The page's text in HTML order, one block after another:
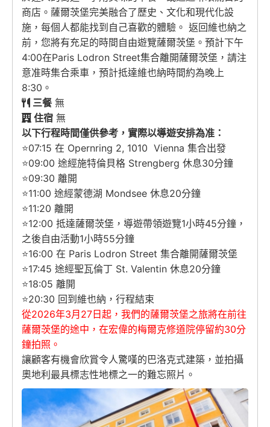
商店。薩爾茨堡完美融合了歷史、文化和現代化設
施，每個人都能找到自己喜歡的體驗。 返回維也納之
前，您將有充足的時間自由遊覽薩爾茨堡。預計下午
4:00在Paris Lodron Street集合離開薩爾茨堡，請注
意准時集合乘車，預計抵達維也納時間約為晚上
8:30。
三餐無
住宿 無
以下行程時間僅供參考，實際以導遊安排為准：
⭐07:15 在 Opernring 2, 1010 Vienna 集合出發
⭐09:00 途經施特倫貝格 Strengberg 休息30分鐘
⭐09:30 離開
⭐11:00 途經蒙德湖 Mondsee 休息20分鐘
⭐11:20 離開
⭐12:00 抵達薩爾茨堡，導遊帶領遊覽1小時45分鐘，
之後自由活動1小時55分鐘
⭐16:00 在 Paris Lodron Street 集合離開薩爾茨堡
⭐17:45 途經聖瓦倫丁 St. Valentin 休息20分鐘
⭐18:05 離開
⭐20:30 回到維也納，行程結束
從2026年3月27日起，我們的薩爾茨堡之旅將在前往
薩爾茨堡的途中，在宏偉的梅爾克修道院停留約30分
鐘拍照。
讓顧客有機會欣賞令人驚嘆的巴洛克式建築，並拍攝
奧地利最具標志性地標之一的難忘照片。